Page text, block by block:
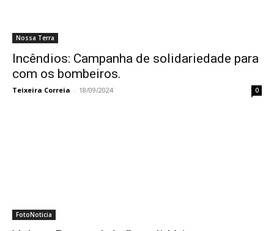
Nossa Terra
Incêndios: Campanha de solidariedade para
com os bombeiros.
Teixeira Correia - 18/09/2024 0
FotoNoticia